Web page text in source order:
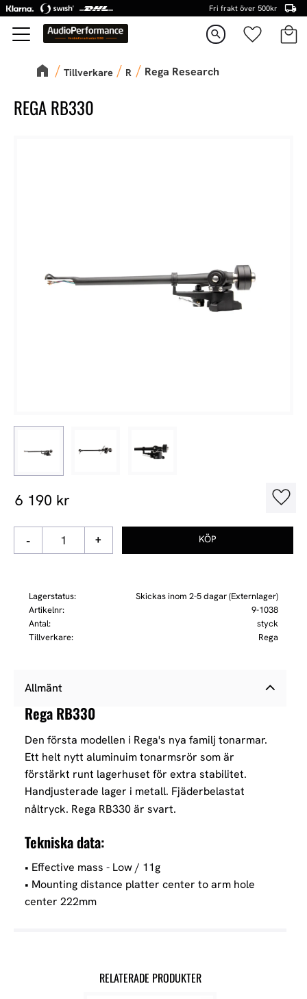
Meny
Fri frakt över 500kr
search Favoriter
Tillverkare R Rega Research
REGA RB330
6 190 kr
+
-
Lagerstatus
Skickas inom 2-5 dagar (Externlager)
Artikelnr
9-1038
Antal
styck
Tillverkare
Rega
Allmänt
Rega RB330
Den första modellen i Rega's nya familj tonarmar.
Ett helt nytt aluminuim tonarmsrör som är
förstärkt runt lagerhuset för extra stabilitet.
Handjusterade lager i metall. Fjäderbelastat
nåltryck. Rega RB330 är svart.
Tekniska data:
• Effective mass - Low / 11g
• Mounting distance platter center to arm hole
center 222mm
RELATERADE PRODUKTER